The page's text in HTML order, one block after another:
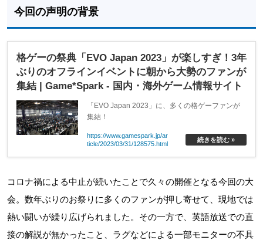
今回の声明の背景
格ゲーの祭典「EVO Japan 2023」が楽しすぎ！3年
ぶりのオフラインイベントに朝から大勢のファンが
集結 | Game*Spark - 国内・海外ゲーム情報サイト
「EVO Japan 2023」に、多くの格ゲーファンが
集結！
https://www.gamespark.jp/ar
ticle/2023/03/31/128575.html
続きを読む »
コロナ禍による中止が続いたことで久々の開催となる今回の大
会。数年ぶりのお祭りに多くのファンが押し寄せて、現地では
熱い闘いが繰り広げられました。その一方で、英語放送での直
接の解説が無かったこと、ラグなどによる一部モニターの不具